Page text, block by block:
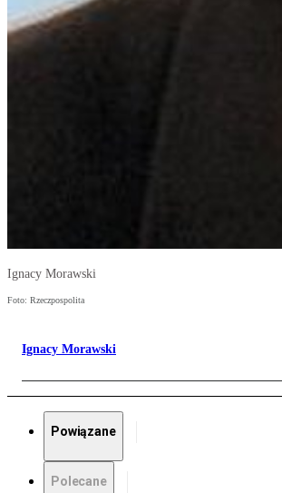
Ignacy Morawski
Foto: Rzeczpospolita
Ignacy Morawski
Powiązane
Polecane